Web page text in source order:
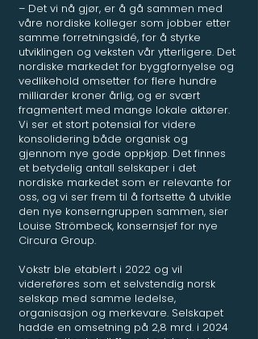
– Det vi nå gjør, er å gå sammen med
våre nordiske kolleger som jobber etter
samme forretningsidé, for å styrke
utviklingen og veksten vår ytterligere. Det
nordiske markedet for byggfornyelse og
vedlikehold omsetter for flere hundre
milliarder kroner årlig, og er svært
fragmentert med mange lokale aktører.
Vi ser et stort potensial for videre
konsolidering både organisk og
gjennom nye gode oppkjøp. Det finnes
et betydelig antall selskaper i det
nordiske markedet som er relevante for
oss, og vi ser frem til å fortsette å utvikle
den nye konserngruppen sammen, sier
Louise Strömbeck, konsernsjef for nye
Circura Group.
Vokstr ble etablert i 2022 og vil
videreføres som et selvstendig norsk
selskap med samme ledelse,
organisasjon og merkevare. Selskapet
hadde en omsetning på 2,8 mrd. i 2024